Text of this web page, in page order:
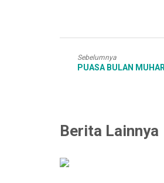
Sebelumnya
PUASA BULAN
Berita Lainnya